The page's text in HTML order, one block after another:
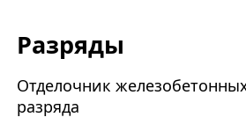
Разряды
Отделочник
разряда